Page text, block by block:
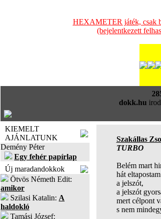
HEXAMETER játék, csak
(bejelentkezett
dokk.hu
KIEMELT
AJÁNLATUNK
Demény Péter
Egy fehér papírlap
Új maradandokkok
Ötvös Németh Edit:
amikor
Szilasi Katalin: A
haldokló
Tamási József:
Szakállas
TURBO
Belém mart
hát
a jelszót,
a jelszót
mert célpont
s nem